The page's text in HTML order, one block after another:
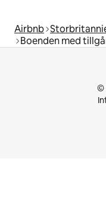
Airbnb
Boenden med
©